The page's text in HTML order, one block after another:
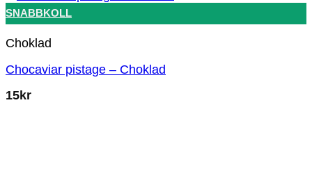
SNABBKOLL
Choklad
Chocaviar pistage – Choklad
15kr